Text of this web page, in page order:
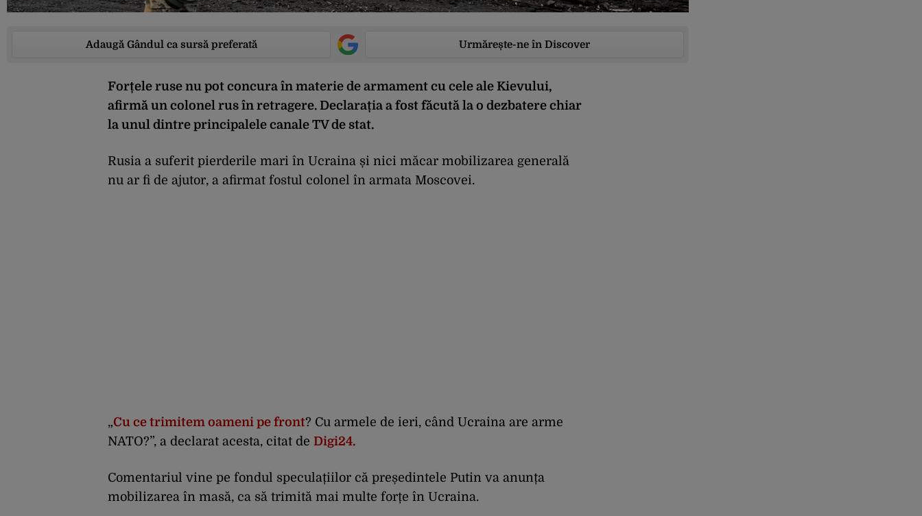
Adaugă Gândul ca sursă preferată Urmărește-ne în Discover
Forțele ruse nu pot concura în materie de armament cu cele ale Kievului,
afirmă un colonel rus în retragere. Declarația a fost făcută la o dezbatere chiar
la unul dintre principalele canale TV de stat.
Rusia a suferit pierderile mari în Ucraina și nici măcar mobilizarea generală
nu ar fi de ajutor, a afirmat fostul colonel în armata Moscovei.
„Cu ce trimitem oameni pe front? Cu armele de ieri, când Ucraina are arme
NATO?”, a declarat acesta, citat de Digi24.
Comentariul vine pe fondul speculațiilor că președintele Putin va anunța
mobilizarea în masă, ca să trimită mai multe forțe în Ucraina.